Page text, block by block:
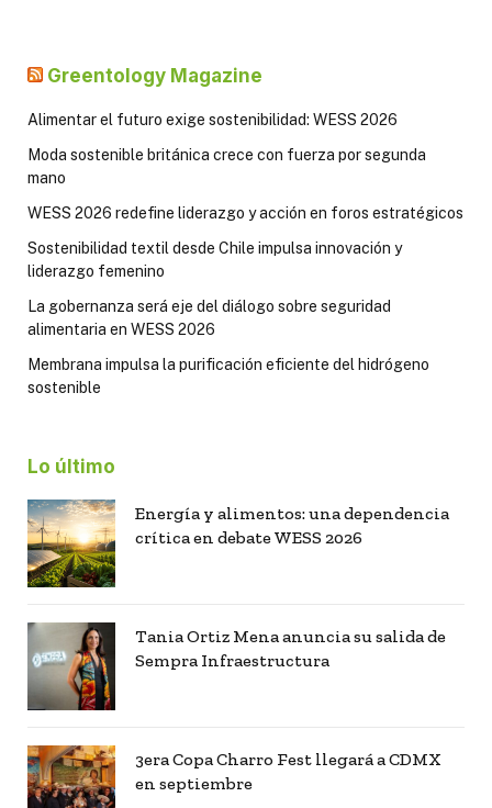
Greentology Magazine
Alimentar el futuro exige sostenibilidad: WESS 2026
Moda sostenible británica crece con fuerza por segunda
mano
WESS 2026 redefine liderazgo y acción en foros estratégicos
Sostenibilidad textil desde Chile impulsa innovación y
liderazgo femenino
La gobernanza será eje del diálogo sobre seguridad
alimentaria en WESS 2026
Membrana impulsa la purificación eficiente del hidrógeno
sostenible
Lo último
Energía y alimentos: una dependencia
crítica en debate WESS 2026
Tania Ortiz Mena anuncia su salida de
Sempra Infraestructura
3era Copa Charro Fest llegará a CDMX
en septiembre